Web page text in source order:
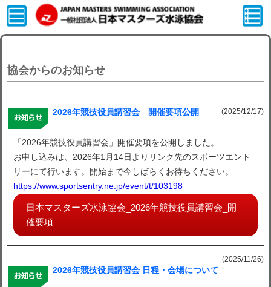
協会からのお知らせ
(2025/12/17)
2026年競技役員講習会 開催要項公開
「2026年競技役員講習会」開催要項を公開しました。
お申し込みは、2026年1月14日よりリンク先のスポーツエント
リーにて行います。開始まで今しばらくお待ちください。
https://www.sportsentry.ne.jp/event/t/103198
日本マスターズ水泳協会_2026年競技役員講習会_開
催要項
(2025/11/26)
2026年競技役員講習会 日程・会場について